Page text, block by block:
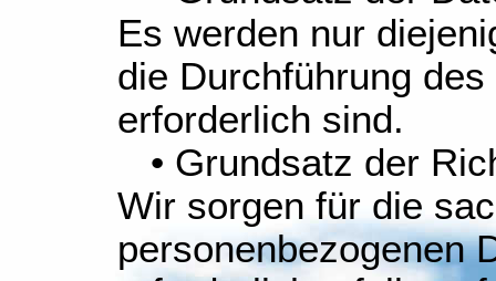
Es werden nur
die Durchführung
erforderlich sind.
• Grundsatz der
Wir sorgen für die
personenbezogenen